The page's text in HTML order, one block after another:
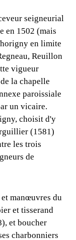
seigneurial
en 1502 (mais
en limite
Reuillon
vigueur
la chapelle
paroissiale
un vicaire.
choisit d'y
(1581)
les trois
de
manœuvres du
et tisserand
et boucher
charbonniers